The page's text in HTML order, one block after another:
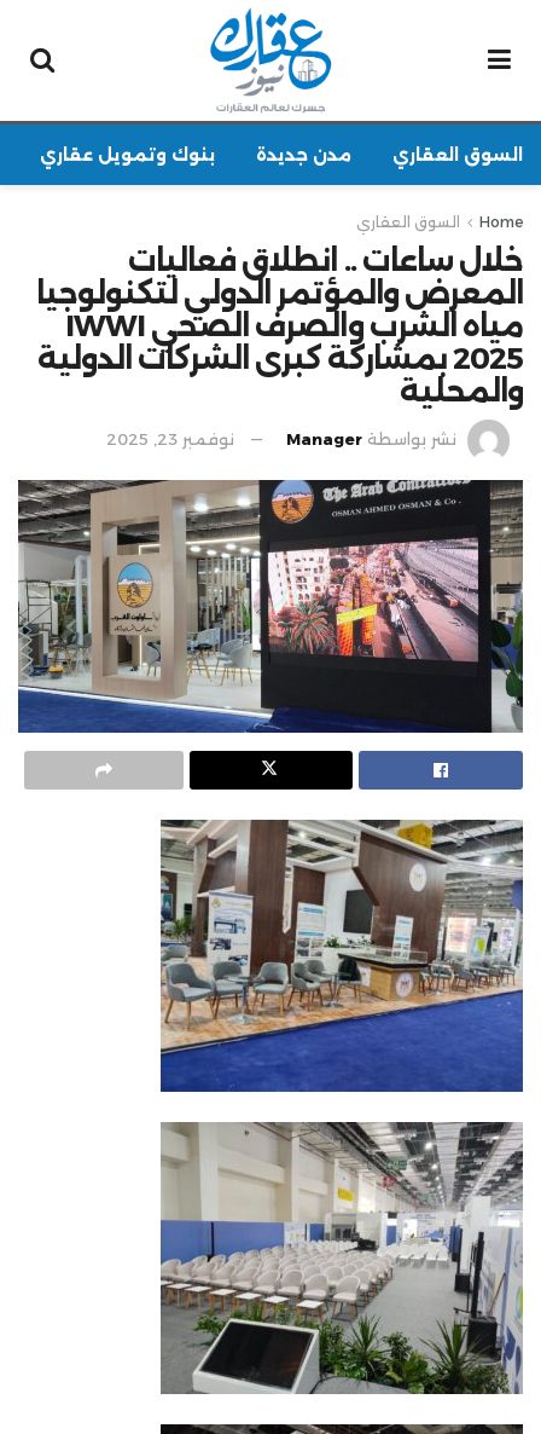
السوق العقاري مدن جديدة بنوك وتمويل عقاري
Home السوق العقاري
خلال ساعات .. انطلاق فعاليات
المعرض والمؤتمر الدولي لتكنولوجيا
مياه الشرب والصرف الصحي IWWI
2025 بمشاركة كبرى الشركات الدولية
والمحلية
نشر بواسطة Manager نوفمبر 23, 2025